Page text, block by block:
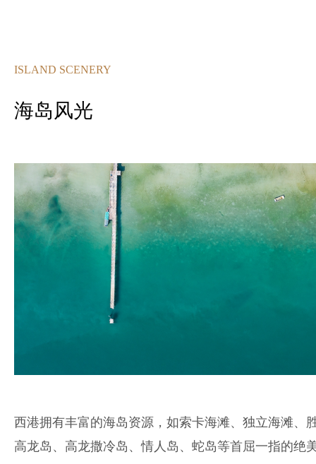
ISLAND SCENERY
海岛风光
西港拥有丰富的海岛资源，如索卡海滩、独立海滩、
高龙岛、高龙撒冷岛、情人岛、蛇岛等首屈一指的绝